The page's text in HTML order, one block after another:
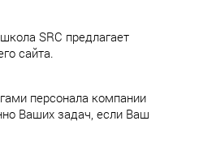
SRC предлагает
сайта.
персонала компании
Ваших задач, если Ваш